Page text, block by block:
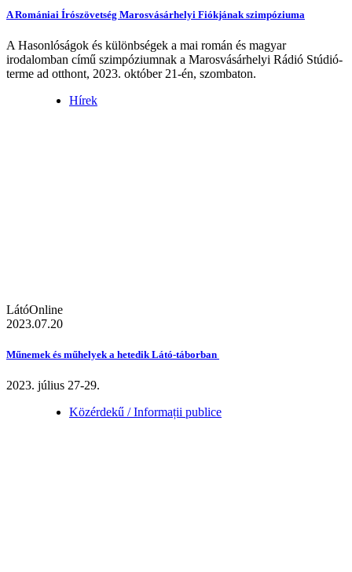
A Romániai Írószövetség Marosvásárhelyi Fiókjának szimpóziuma
A Hasonlóságok és különbségek a mai román és magyar
irodalomban című szimpóziumnak a Marosvásárhelyi Rádió Stúdió-
terme ad otthont, 2023. október 21-én, szombaton.
Hírek
LátóOnline
2023.07.20
Műnemek és műhelyek a hetedik Látó-táborban
2023. július 27-29.
Közérdekű / Informații publice